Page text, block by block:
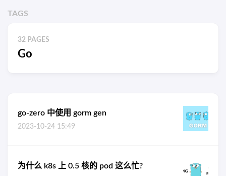
TAGS
32 PAGES
Go
go-zero 中使用 gorm gen
2023-10-24 15:49
为什么 k8s 上 0.5 核的 pod 这么忙?